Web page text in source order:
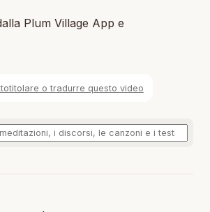
Plum Village App e
o tradurre questo video